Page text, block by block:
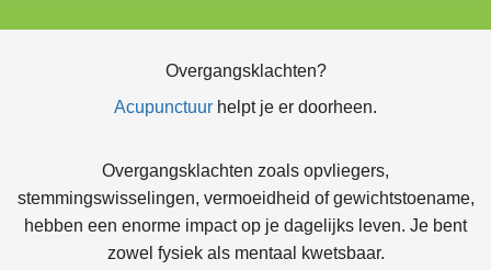
Overgangsklachten?
Acupunctuur helpt je er doorheen.
Overgangsklachten zoals opvliegers,
stemmingswisselingen, vermoeidheid of gewichtstoename,
hebben een enorme impact op je dagelijks leven. Je bent
zowel fysiek als mentaal kwetsbaar.